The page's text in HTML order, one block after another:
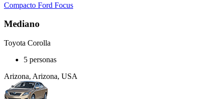
Compacto Ford Focus
Mediano
Toyota Corolla
5 personas
Arizona, Arizona, USA